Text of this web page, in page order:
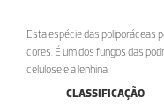
Esta espécie das poliporáceas
cores. É um dos fungos das
celulose e a lenhina.
CLASSIFICAÇÃO